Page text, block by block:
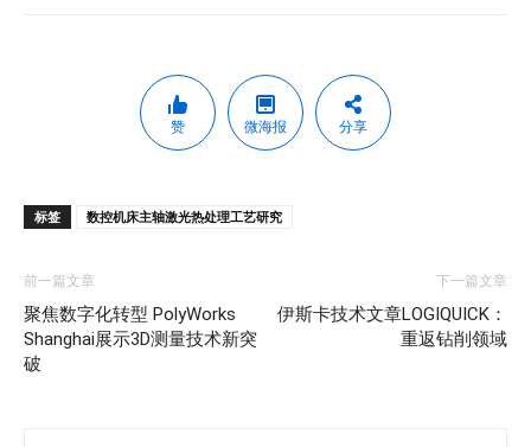
赞 微海报 分享
标签 数控机床主轴激光热处理工艺研究
前一篇文章
聚焦数字化转型 PolyWorks
Shanghai展示3D测量技术新突
破
下一篇文章
伊斯卡技术文章LOGIQUICK：
重返钻削领域